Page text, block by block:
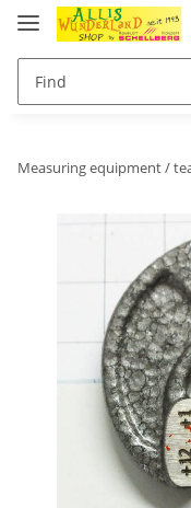
Measuring equipment /